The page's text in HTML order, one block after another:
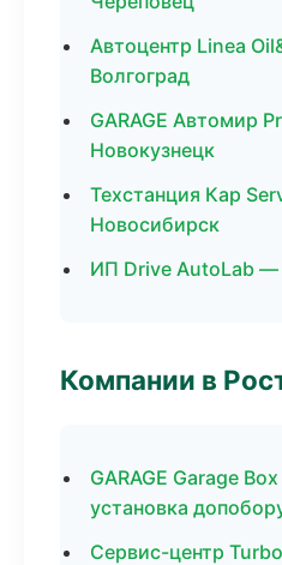
Автоцентр Linea
Волгоград
GARAGE Автомир
Новокузнецк
Техстанция Кар
Новосибирск
ИП Drive AutoLab —
Компании в
GARAGE Garage
установка
Сервис-центр